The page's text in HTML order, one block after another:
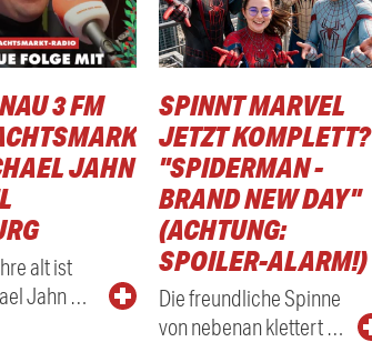
3 FM
JAHN
alt ist
Jahn …
SPINNT MARVEL
JETZT KOMPLETT?
"SPIDERMAN -
BRAND NEW DAY"
(ACHTUNG:
SPOILER-ALARM!)
Die freundliche Spinne
von nebenan klettert …